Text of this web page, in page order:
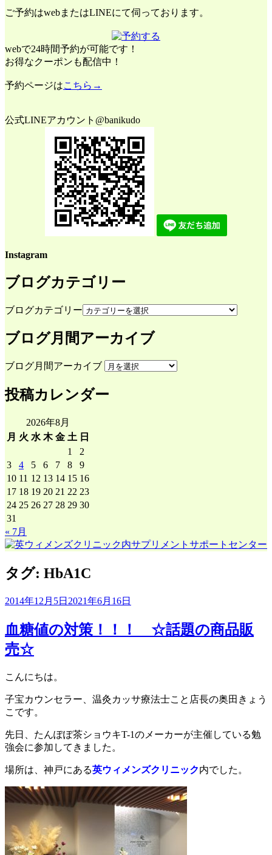
ご予約はwebまたはLINEにて伺っております。
webで24時間予約が可能です！
お得なクーポンも配信中！
予約ページはこちら→
公式LINEアカウント@banikudo
Instagram
ブログカテゴリー
ブログカテゴリー
ブログ月間アーカイブ
ブログ月間アーカイブ
投稿カレンダー
2026年8月
月 火 水 木 金 土 日
1
2
3
4 5 6 7 8
9
10 11 12 13 14 15 16
17 18 19 20 21 22 23
24 25 26 27 28 29 30
31
« 7月
タグ: HbA1C
2014年12月5日 2021年6月16日
血糖値の対策！！！ ☆話題の商品販
売☆
こんにちは。
子宝カウンセラー、温灸カッサ療法士こと店長の奥田きょう
こです。
先日、たんぽぽ茶ショウキT-1のメーカーが主催している勉
強会に参加してきました。
場所は、神戸にある英ウィメンズクリニック内でした。